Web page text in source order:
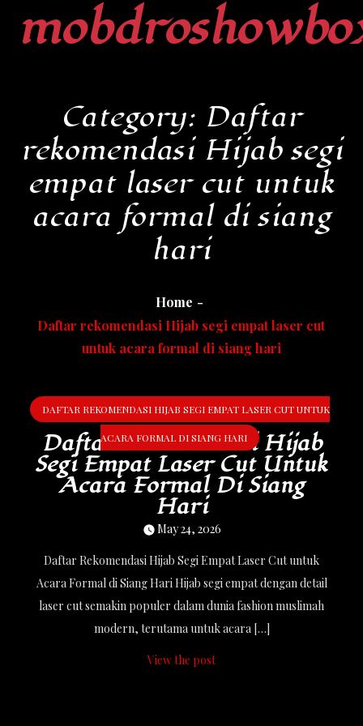
Category: Daftar
rekomendasi Hijab segi
empat laser cut untuk
acara formal di siang
hari
Home
Daftar rekomendasi Hijab segi empat laser cut
untuk acara formal di siang hari
DAFTAR REKOMENDASI HIJAB SEGI EMPAT LASER CUT UNTUK
ACARA FORMAL DI SIANG HARI
Daftar Rekomendasi Hijab
Segi Empat Laser Cut Untuk
Acara Formal Di Siang
Hari
May 24, 2026
Daftar Rekomendasi Hijab Segi Empat Laser Cut untuk
Acara Formal di Siang Hari Hijab segi empat dengan detail
laser cut semakin populer dalam dunia fashion muslimah
modern, terutama untuk acara […]
View the post